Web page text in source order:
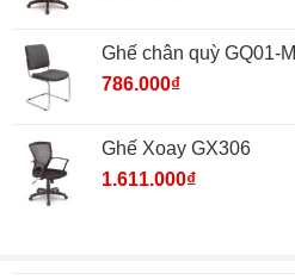
Ghế chân quỳ GQ01-M
786.000₫
Ghế Xoay GX306
1.611.000₫